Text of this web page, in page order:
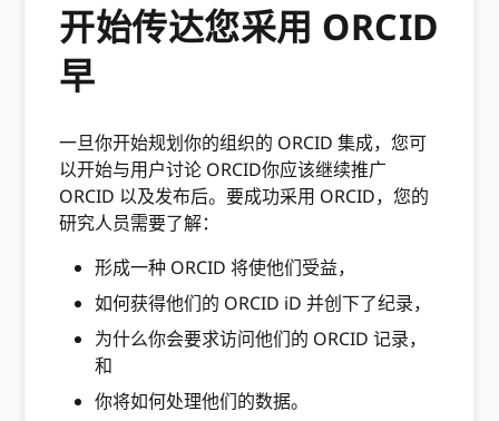
开始传达您采用 ORCID
早
一旦你开始规划你的组织的 ORCID 集成，您可
以开始与用户讨论 ORCID你应该继续推广
ORCID 以及发布后。要成功采用 ORCID，您的
研究人员需要了解：
形成一种 ORCID 将使他们受益，
如何获得他们的 ORCID iD 并创下了纪录，
为什么你会要求访问他们的 ORCID 记录，
和
你将如何处理他们的数据。